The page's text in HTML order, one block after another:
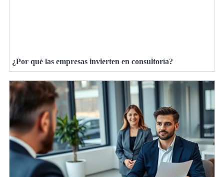
¿Por qué las empresas invierten en consultoría?